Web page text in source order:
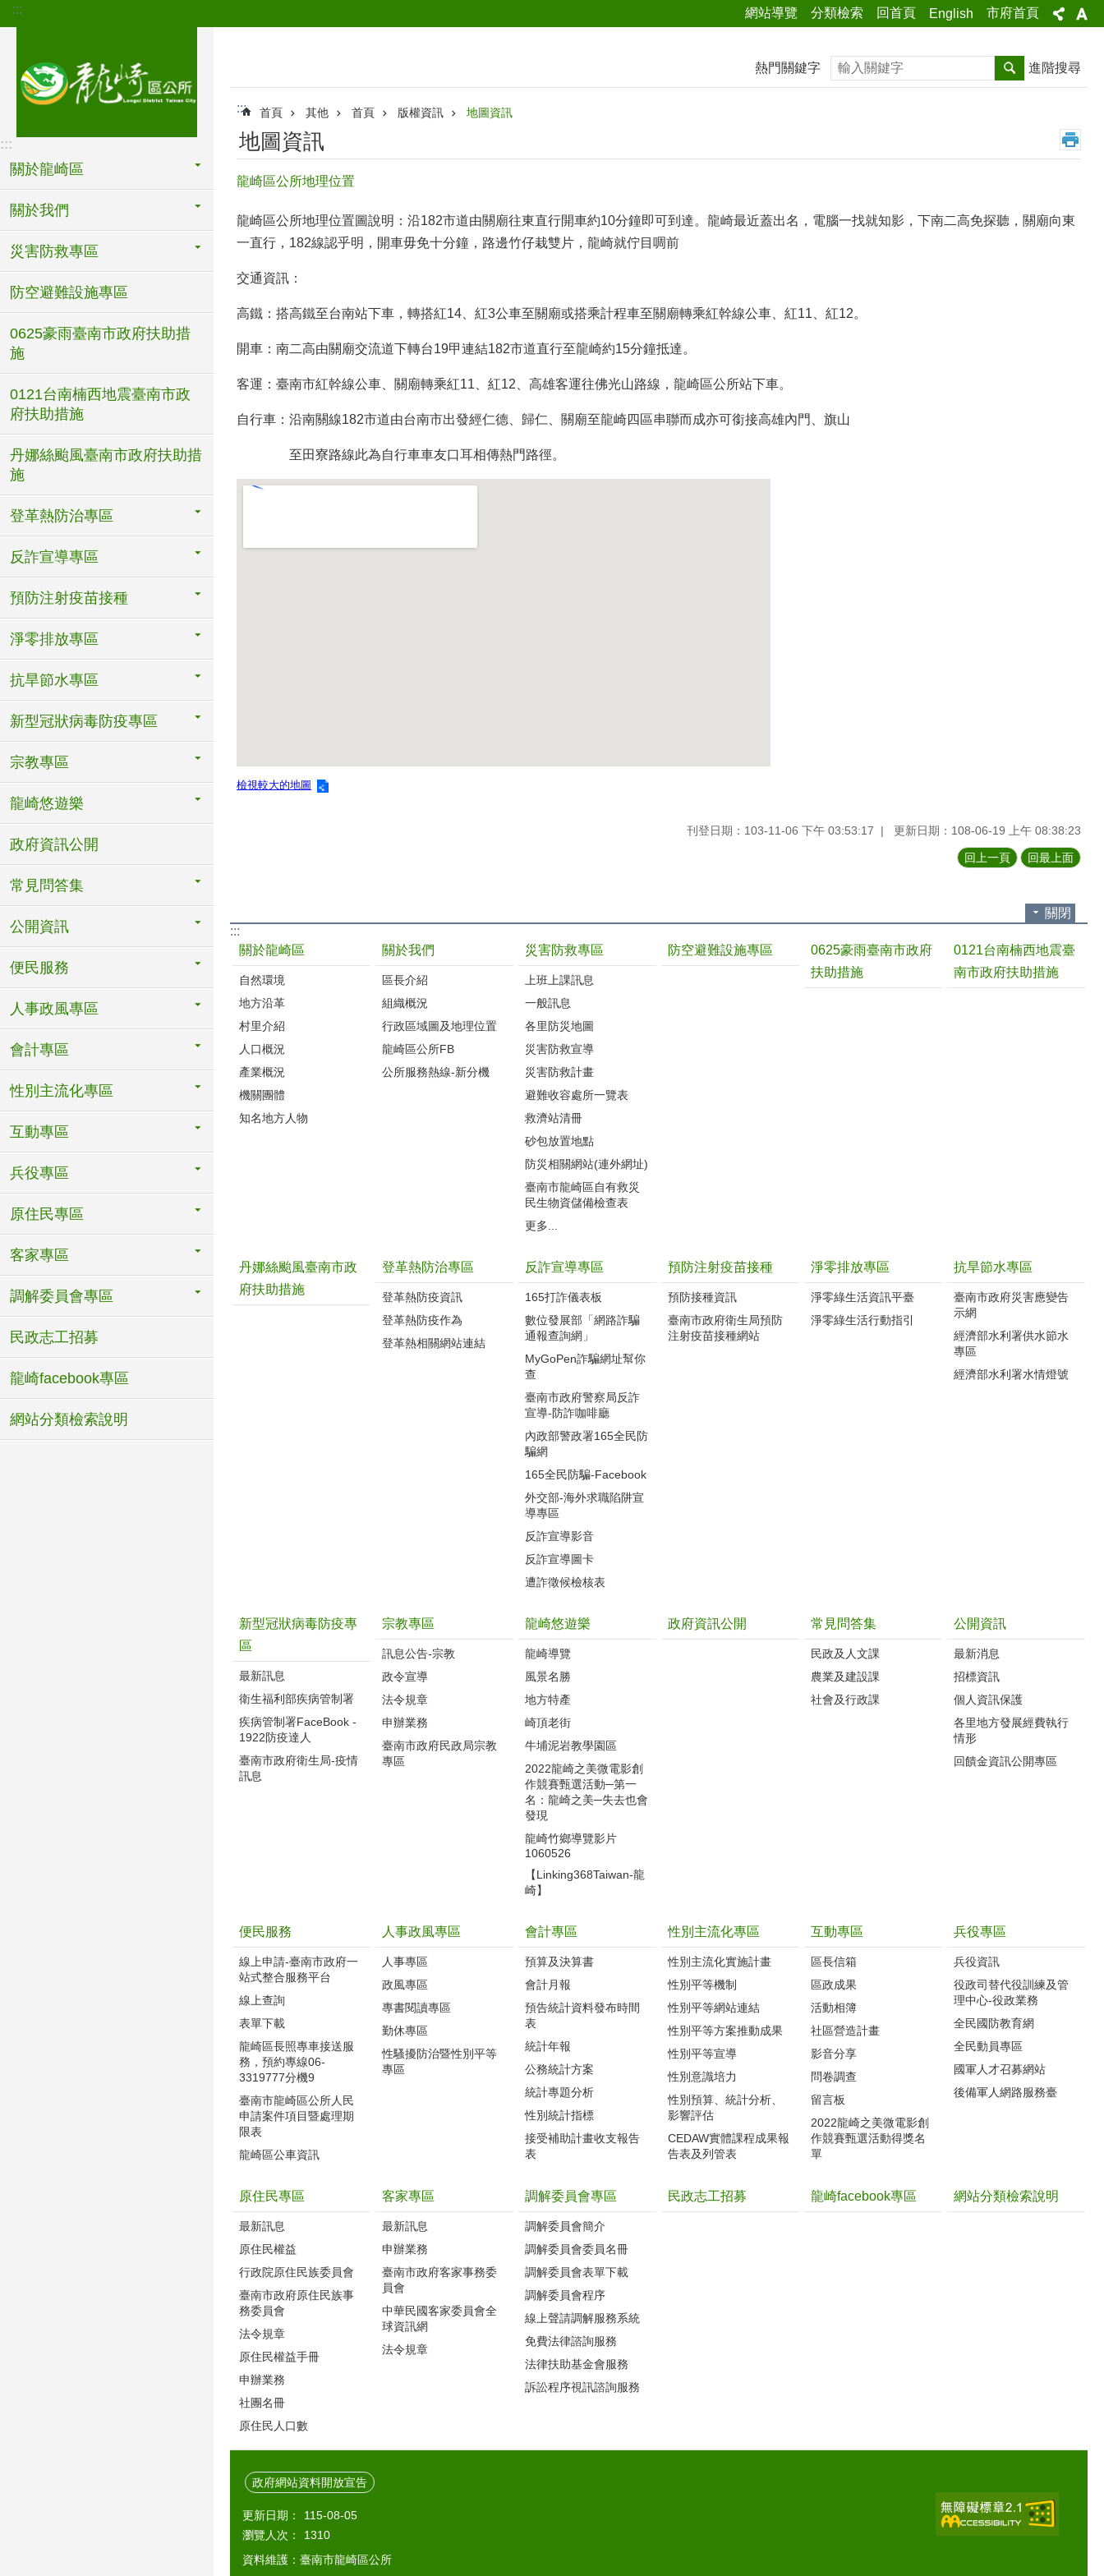
跳到主要內容區塊
::: 網站導覽 分類檢索 回首頁 English 市府首頁
:::
關於龍崎區
關於我們
災害防救專區
防空避難設施專區
0625豪雨臺南市政府扶助措
施
0121台南楠西地震臺南市政
府扶助措施
丹娜絲颱風臺南市政府扶助措
施
登革熱防治專區
反詐宣導專區
預防注射疫苗接種
淨零排放專區
抗旱節水專區
新型冠狀病毒防疫專區
宗教專區
龍崎悠遊樂
政府資訊公開
常見問答集
公開資訊
便民服務
人事政風專區
會計專區
性別主流化專區
互動專區
兵役專區
原住民專區
客家專區
調解委員會專區
民政志工招募
龍崎facebook專區
網站分類檢索說明
熱門關鍵字 搜尋 進階搜尋
::: 首頁 其他 首頁 版權資訊 地圖資訊
地圖資訊
龍崎區公所地理位置
龍崎區公所地理位置圖說明：沿182市道由關廟往東直行開車約10分鐘即可到達。龍崎最近蓋出名，電腦一找就知影，下南二高免探聽，關廟向東
一直行，182線認乎明，開車毋免十分鐘，路邊竹仔栽雙片，龍崎就佇目啁前
交通資訊：
高鐵：搭高鐵至台南站下車，轉搭紅14、紅3公車至關廟或搭乘計程車至關廟轉乘紅幹線公車、紅11、紅12。
開車：南二高由關廟交流道下轉台19甲連結182市道直行至龍崎約15分鐘抵達。
客運：臺南市紅幹線公車、關廟轉乘紅11、紅12、高雄客運往佛光山路線，龍崎區公所站下車。
自行車：沿南關線182市道由台南市出發經仁德、歸仁、關廟至龍崎四區串聯而成亦可銜接高雄內門、旗山
至田寮路線此為自行車車友口耳相傳熱門路徑。
檢視較大的地圖
刊登日期：103-11-06 下午 03:53:17 更新日期：108-06-19 上午 08:38:23
回上一頁 回最上面
關閉
:::
關於龍崎區
自然環境
地方沿革
村里介紹
人口概況
產業概況
機關團體
知名地方人物
關於我們
區長介紹
組織概況
行政區域圖及地理位置
龍崎區公所FB
公所服務熱線-新分機
災害防救專區
上班上課訊息
一般訊息
各里防災地圖
災害防救宣導
災害防救計畫
避難收容處所一覽表
救濟站清冊
砂包放置地點
防災相關網站(連外網址)
臺南市龍崎區自有救災
民生物資儲備檢查表
更多...
防空避難設施專區
0625豪雨臺南市政府
扶助措施
0121台南楠西地震臺
南市政府扶助措施
丹娜絲颱風臺南市政
府扶助措施
登革熱防治專區
登革熱防疫資訊
登革熱防疫作為
登革熱相關網站連結
反詐宣導專區
165打詐儀表板
數位發展部「網路詐騙
通報查詢網」
MyGoPen詐騙網址幫你
查
臺南市政府警察局反詐
宣導-防詐咖啡廳
內政部警政署165全民防
騙網
165全民防騙-Facebook
外交部-海外求職陷阱宣
導專區
反詐宣導影音
反詐宣導圖卡
遭詐徵候檢核表
預防注射疫苗接種
預防接種資訊
臺南市政府衛生局預防
注射疫苗接種網站
淨零排放專區
淨零綠生活資訊平臺
淨零綠生活行動指引
抗旱節水專區
臺南市政府災害應變告
示網
經濟部水利署供水節水
專區
經濟部水利署水情燈號
新型冠狀病毒防疫專
區
最新訊息
衛生福利部疾病管制署
疾病管制署FaceBook -
1922防疫達人
臺南市政府衛生局-疫情
訊息
宗教專區
訊息公告-宗教
政令宣導
法令規章
申辦業務
臺南市政府民政局宗教
專區
龍崎悠遊樂
龍崎導覽
風景名勝
地方特產
崎頂老街
牛埔泥岩教學園區
2022龍崎之美微電影創
作競賽甄選活動─第一
名：龍崎之美─失去也會
發現
龍崎竹鄉導覽影片
1060526
【Linking368Taiwan-龍
崎】
政府資訊公開 常見問答集
民政及人文課
農業及建設課
社會及行政課
公開資訊
最新消息
招標資訊
個人資訊保護
各里地方發展經費執行
情形
回饋金資訊公開專區
便民服務
線上申請-臺南市政府一
站式整合服務平台
線上查詢
表單下載
龍崎區長照專車接送服
務，預約專線06-
3319777分機9
臺南市龍崎區公所人民
申請案件項目暨處理期
限表
龍崎區公車資訊
人事政風專區
人事專區
政風專區
專書閱讀專區
勤休專區
性騷擾防治暨性別平等
專區
會計專區
預算及決算書
會計月報
預告統計資料發布時間
表
統計年報
公務統計方案
統計專題分析
性別統計指標
接受補助計畫收支報告
表
性別主流化專區
性別主流化實施計畫
性別平等機制
性別平等網站連結
性別平等方案推動成果
性別平等宣導
性別意識培力
性別預算、統計分析、
影響評估
CEDAW實體課程成果報
告表及列管表
互動專區
區長信箱
區政成果
活動相簿
社區營造計畫
影音分享
問卷調查
留言板
2022龍崎之美微電影創
作競賽甄選活動得獎名
單
兵役專區
兵役資訊
役政司替代役訓練及管
理中心-役政業務
全民國防教育網
全民動員專區
國軍人才召募網站
後備軍人網路服務臺
原住民專區
最新訊息
原住民權益
行政院原住民族委員會
臺南市政府原住民族事
務委員會
法令規章
原住民權益手冊
申辦業務
社團名冊
原住民人口數
客家專區
最新訊息
申辦業務
臺南市政府客家事務委
員會
中華民國客家委員會全
球資訊網
法令規章
調解委員會專區
調解委員會簡介
調解委員會委員名冊
調解委員會表單下載
調解委員會程序
線上聲請調解服務系統
免費法律諮詢服務
法律扶助基金會服務
訴訟程序視訊諮詢服務
民政志工招募 龍崎facebook專區 網站分類檢索說明
政府網站資料開放宣告
更新日期：
115-08-05
瀏覽人次：
1310
資料維護：臺南市龍崎區公所